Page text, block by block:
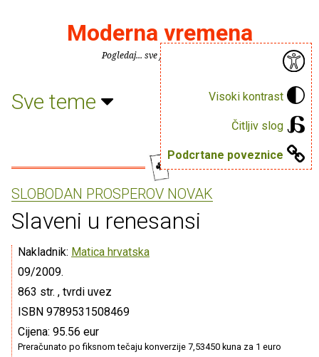
Visoki kontrast
Čitljiv slog
Podcrtane poveznice
Moderna vremena
Pogledaj... sve je puno knjiga.
Sve teme
SLOBODAN PROSPEROV NOVAK
Slaveni u renesansi
Nakladnik: Matica hrvatska
09/2009.
863 str. , tvrdi uvez
ISBN 9789531508469
Cijena: 95.56 eur
Preračunato po fiksnom tečaju konverzije 7,53450 kuna za 1 euro